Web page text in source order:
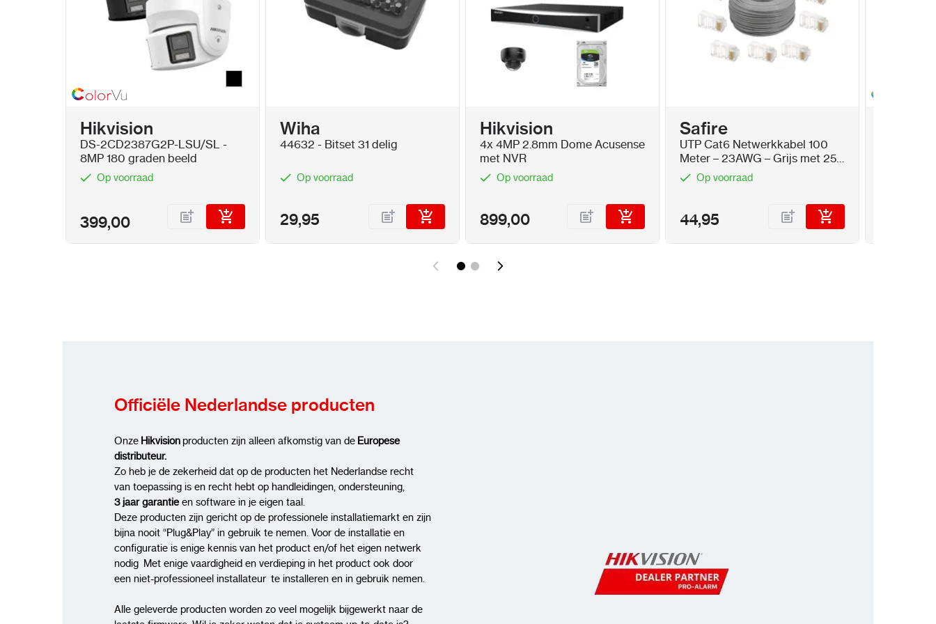
Kleur
Hikvision
DS-2CD2387G2P-LSU/SL -
8MP 180 graden beeld
Op voorraad
399,00
Wiha
44632 - Bitset 31 delig
Op voorraad
29,95
Hikvision
4x 4MP 2.8mm Dome Acusense
met NVR
Op voorraad
899,00
Safire
UTP Cat6 Netwerkkabel 100
Meter – 23AWG – Grijs met 25x
RJ45 pluggen
Op voorraad
44,95
Officiële Nederlandse producten
Onze Hikvisionproducten zijn alleen afkomstig van de Europese
distributeur.
Zo heb je de zekerheid dat op de producten het Nederlandse recht
van toepassing is en recht hebt op handleidingen, ondersteuning,
3 jaar garantieen software in je eigen taal.
Deze producten zijn gericht op de professionele installatiemarkt en zijn
bijna nooit “Plug&Play” in gebruik te nemen. Voor de installatie en
configuratie is enige kennis van het product en/of het eigen netwerk
nodig Met enige vaardigheid en verdieping in het product ook door
een niet-professioneel installateur te installeren en in gebruik nemen.
Alle geleverde producten worden zo veel mogelijk bijgewerkt naar de